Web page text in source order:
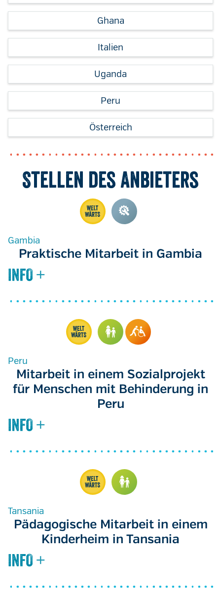
Ghana
Italien
Uganda
Peru
Österreich
Stellen des Anbieters
Gambia
Praktische Mitarbeit in Gambia
Peru
Mitarbeit in einem Sozialprojekt
für Menschen mit Behinderung in
Peru
Tansania
Pädagogische Mitarbeit in einem
Kinderheim in Tansania